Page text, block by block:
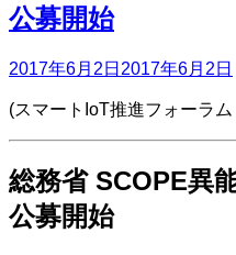
公募開始
2017年6月2日 2017年6月2日
(スマートIoT推進フォーラ
総務省 SCOPE異
公募開始